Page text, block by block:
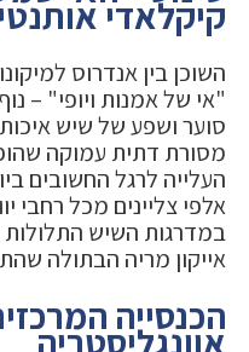
קיקלאדי
"אי של אמנות ויופי" –
סוער ושפע של שיש
מסורת דתית עמוקה
אלפי צליינים מכל רחבי
במדרגות השיש
אייקון מריה הבתולה
הכנסייה